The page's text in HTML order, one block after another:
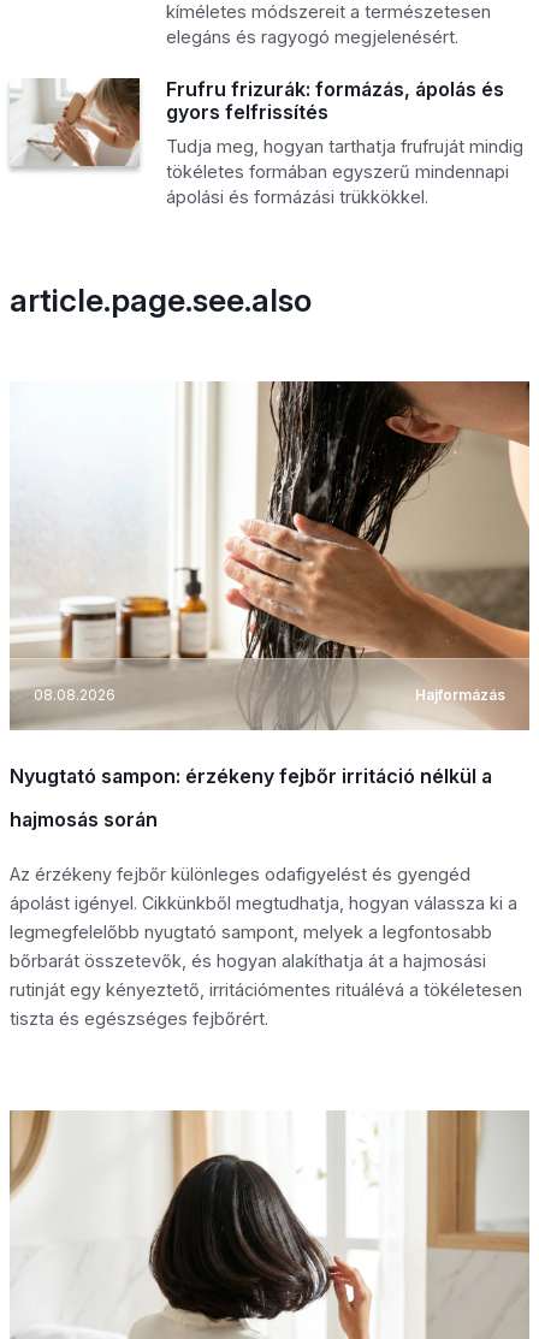
kíméletes módszereit a természetesen
elegáns és ragyogó megjelenésért.
Frufru frizurák: formázás, ápolás és
gyors felfrissítés
Tudja meg, hogyan tarthatja frufruját mindig
tökéletes formában egyszerű mindennapi
ápolási és formázási trükkökkel.
article.page.see.also
08.08.2026 Hajformázás
Nyugtató sampon: érzékeny fejbőr irritáció nélkül a
hajmosás során
Az érzékeny fejbőr különleges odafigyelést és gyengéd
ápolást igényel. Cikkünkből megtudhatja, hogyan válassza ki a
legmegfelelőbb nyugtató sampont, melyek a legfontosabb
bőrbarát összetevők, és hogyan alakíthatja át a hajmosási
rutinját egy kényeztető, irritációmentes rituálévá a tökéletesen
tiszta és egészséges fejbőrért.